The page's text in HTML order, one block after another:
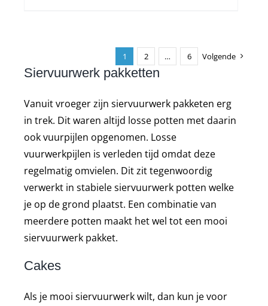
1 2 … 6 Volgende
Siervuurwerk pakketten
Vanuit vroeger zijn siervuurwerk pakketen erg
in trek. Dit waren altijd losse potten met daarin
ook vuurpijlen opgenomen. Losse
vuurwerkpijlen is verleden tijd omdat deze
regelmatig omvielen. Dit zit tegenwoordig
verwerkt in stabiele siervuurwerk potten welke
je op de grond plaatst. Een combinatie van
meerdere potten maakt het wel tot een mooi
siervuurwerk pakket.
Cakes
Als je mooi siervuurwerk wilt, dan kun je voor